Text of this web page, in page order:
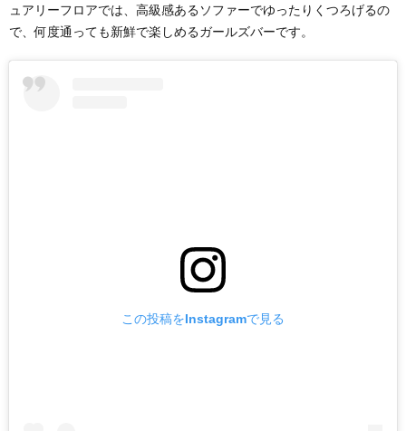
ュアリーフロアでは、高級感あるソファーでゆったりくつろげるの
で、何度通っても新鮮で楽しめるガールズバーです。
この投稿をInstagramで見る